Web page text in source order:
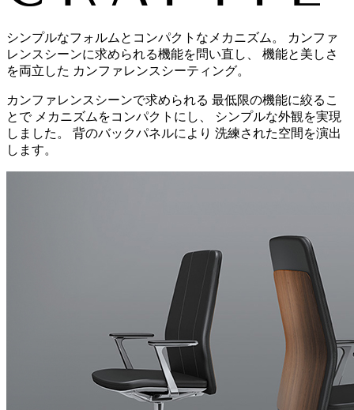
シンプルなフォルムとコンパクトなメカニズム。 カンファ
レンスシーンに求められる機能を問い直し、 機能と美しさ
を両立した カンファレンスシーティング。
カンファレンスシーンで求められる 最低限の機能に絞るこ
とで メカニズムをコンパクトにし、 シンプルな外観を実現
しました。 背のバックパネルにより 洗練された空間を演出
します。